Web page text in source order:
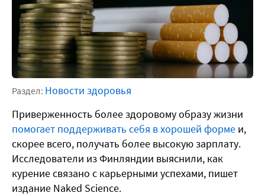
Раздел: Новости здоровья
Приверженность более здоровому образу жизни
помогает поддерживать себя в хорошей форме и,
скорее всего, получать более высокую зарплату.
Исследователи из Финляндии выяснили, как
курение связано с карьерными успехами, пишет
издание Naked Science.